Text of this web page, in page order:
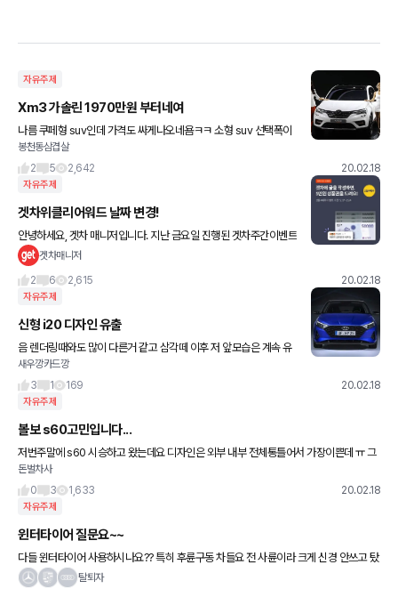
자유주제
Xm3 가솔린 1970만원 부터네여
나름 쿠페형 suv인데 가격도 싸게나오네욤ㅋㅋ 소형 suv 선택폭이
점점 더 넓어지는듯 - 일 르노삼성에 따르면 XM3 최저트림인 1.6ℓ
가솔린 2륜구동 SE는 1970만원, 최고트림인 1.3
봉천동삼겹살
2
5 2,642 20.02.18
자유주제
겟차위클리어워드 날짜 변경!
안녕하세요, 겟차 매니저입니다. 지난 금요일 진행된 겟차주간이벤트
첫번째 당첨자 공지, 잘 받아보셨나요? 다름이 아니라, 회원 여러분께
겟차매니저
2
6 2,615 20.02.18
자유주제
신형 i20 디자인 유출
음 렌더링때와도 많이 다른거 같고 삼각떼 이후 저 앞모습은 계속 유
지되네요 내부적으로는 만족이었던건가? 전작에서 오히려 후퇴한
느낌입니다 -보배펌
새우깡카드깡
3
1 169 20.02.18
자유주제
볼보 s60고민입니다...
저번주말에 s60 시승하고 왔는데요 디자인은 외부 내부 전체통틀어서 가장이쁜데 ㅠ 그
놈의 소음이 상당히거슬리네요 ㅠㅠ 알고보니 이중접합차음유리도 아니더군요 ㅠㅠ 외
부소리가 시끄러우면 그대로 소리
돈벌차사
0
3 1,633 20.02.18
자유주제
윈터타이어 질문요~~
다들 윈터타이어 사용하시나요?? 특히 후륜구동 차들요 전 사륜이라 크게 신경 안쓰고 탔
는데 때마침 올해 눈 안오다 그제 어제 엄청 퍼붓고 와이프 차 바꾸는게 휴륜이라 궁금해
탈퇴자